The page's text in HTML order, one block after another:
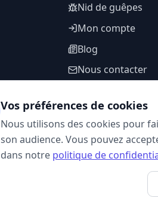
Nid de guêpes
Mon compte
Blog
Nous contacter
SUIVEZ-
Vos préférences de cookies
Nous utilisons des cookies pour
son audience. Vous pouvez
dans notre politique de